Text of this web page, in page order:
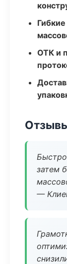
ОТК и
затем
—